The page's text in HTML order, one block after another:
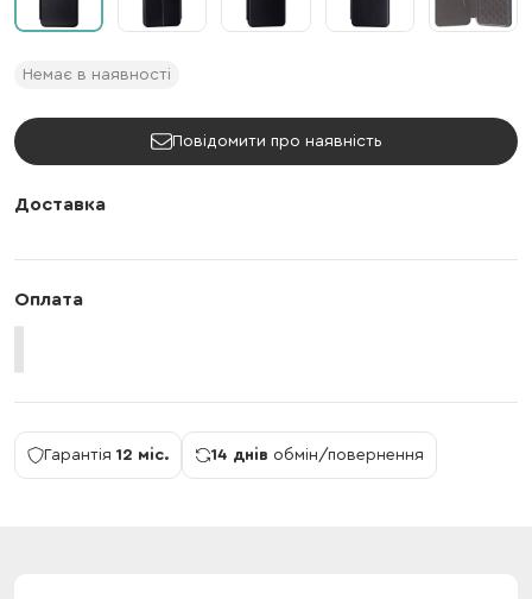
Немає в наявності
Повідомити про наявність
Доставка
Оплата
Гарантія 12 міс. 14 днів обмін/повернення